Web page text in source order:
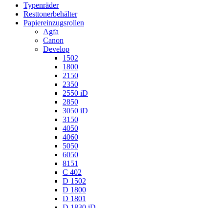
Typenräder
Resttonerbehälter
Papiereinzugsrollen
Agfa
Canon
Develop
1502
1800
2150
2350
2550 iD
2850
3050 iD
3150
4050
4060
5050
6050
8151
C 402
D 1502
D 1800
D 1801